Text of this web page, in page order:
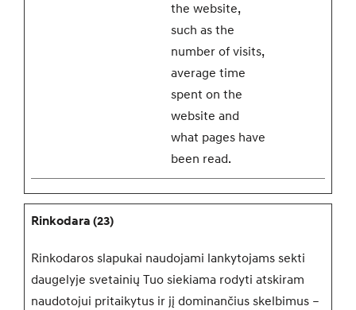
the website,
such as the
number of visits,
average time
spent on the
website and
what pages have
been read.
Rinkodara (23)
Rinkodaros slapukai naudojami lankytojams sekti
daugelyje svetainių Tuo siekiama rodyti atskiram
naudotojui pritaikytus ir jį dominančius skelbimus –